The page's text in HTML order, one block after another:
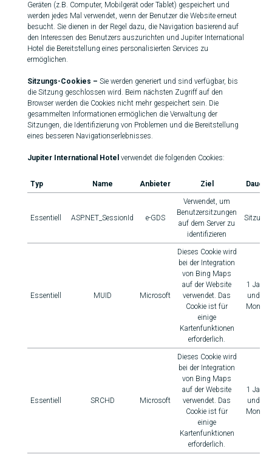
Geräten (z.B. Computer, Mobilgerät oder Tablet) gespeichert und
werden jedes Mal verwendet, wenn der Benutzer die Website erneut
besucht. Sie dienen in der Regel dazu, die Navigation basierend auf
den Interessen des Benutzers auszurichten und Jupiter International
Hotel die Bereitstellung eines personalisierten Services zu
ermöglichen.
Sitzungs-Cookies – Sie werden generiert und sind verfügbar, bis
die Sitzung geschlossen wird. Beim nächsten Zugriff auf den
Browser werden die Cookies nicht mehr gespeichert sein. Die
gesammelten Informationen ermöglichen die Verwaltung der
Sitzungen, die Identifizierung von Problemen und die Bereitstellung
eines besseren Navigationserlebnisses.
Jupiter International Hotel verwendet die folgenden Cookies:
Typ Name Anbieter Ziel Dauer
Essentiell ASP.NET_SessionId e-GDS
Verwendet, um
Benutzersitzungen
auf dem Server zu
identifizieren
Sitzung
Essentiell MUID Microsoft
Dieses Cookie wird
bei der Integration
von Bing Maps
auf der Website
verwendet. Das
Cookie ist für
einige
Kartenfunktionen
erforderlich.
1 Jahr
und 1
Monat
Essentiell SRCHD Microsoft
Dieses Cookie wird
bei der Integration
von Bing Maps
auf der Website
verwendet. Das
Cookie ist für
einige
Kartenfunktionen
erforderlich.
1 Jahr
und 1
Monat